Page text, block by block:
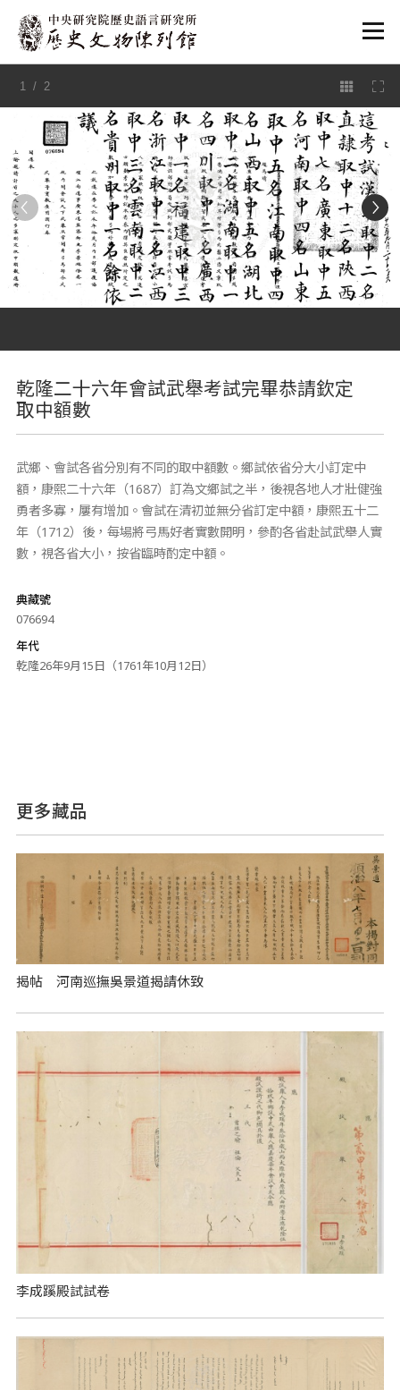
:::
1 / 2
乾隆二十六年會試武舉考試完畢恭請欽定
取中額數
武鄉、會試各省分別有不同的取中額數。鄉試依省分大小訂定中
額，康熙二十六年（1687）訂為文鄉試之半，後視各地人才壯健強
勇者多寡，屢有增加。會試在清初並無分省訂定中額，康熙五十二
年（1712）後，每場將弓馬好者實數開明，參酌各省赴試武舉人實
數，視各省大小，按省臨時酌定中額。
典藏號
076694
年代
乾隆26年9月15日（1761年10月12日）
更多藏品
揭帖 河南巡撫吳景道揭請休致
李成蹊殿試試卷